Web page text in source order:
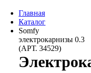
Главная
Каталог
Somfy
электрокарнизы 0.3
(АРТ. 34529)